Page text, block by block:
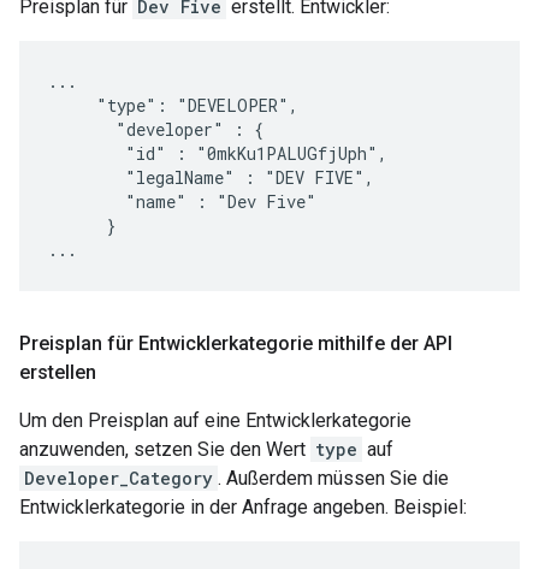
Preisplan für Dev Five erstellt. Entwickler:
...
     "type": "DEVELOPER",
       "developer" : {
        "id" : "0mkKu1PALUGfjUph",
        "legalName" : "DEV FIVE",
        "name" : "Dev Five"
      }
Preisplan für Entwicklerkategorie mithilfe der API
erstellen
Um den Preisplan auf eine Entwicklerkategorie
anzuwenden, setzen Sie den Wert type auf
Developer_Category . Außerdem müssen Sie die
Entwicklerkategorie in der Anfrage angeben. Beispiel: